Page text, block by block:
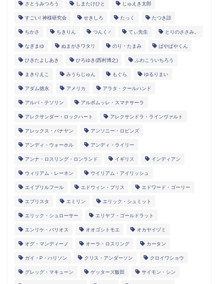
さとうみつろう しまたけひと じゅえき太郎
すごい! 神様研究会 せきしろ たっく たつき諒
ちかさ ちきりん つんく♂ てぃ先生 とりのささみ。
なぎまゆ ぬまがさワタリ のり・たまみ ぱやぱやくん
ひきたよしあき ひろゆき(西村博之) ふわこういちろう
まきりえこ みうらじゅん もぐら ゆるりまい
アダム徳永 アメリカ アラタ・クールハンド
アルパ・テソリン アルボムッレ・スマナサーラ
アレクサンダー・ロックハート アレクサンドラ・ラインヴァルト
アレックス・バナヤン アンソニー・ロビンズ
アンディ・ウォーホル アンディ・ライリー
アンナ・ロスリング・ロンランド イギリス インディアン
ウィリアム・レーネン ウイリアム・アイリッシュ
エイプリルフール エドウィン・ブリス エドワード・ゴーリー
エブリスタ エミリン エリック・シュミット
エリック・シュローサー エリヤフ・ゴールドラット
エンリケ・バリオス オオゴシトモエ オカヤイヅミ
オグ・マンディーノ オーラ・ロスリング カータン
ガイ・P・ハリソン クリス・アンダーソン クロイワショウ
グレッグ・マキューン ゲッターズ飯田 サイモン・シン